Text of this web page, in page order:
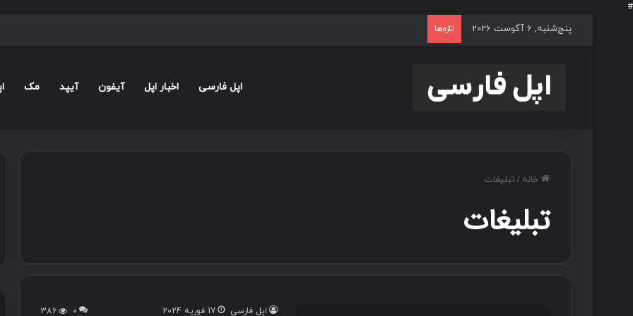
#
پنج‌شنبه, 6 آگوست 2026
تازه‌ها
اپل فارسی اخبار اپل آیفون آیپد مک
خانه /تبلیغات
تبلیغات
اپل فارسی 17 فوریه 2024 0
386